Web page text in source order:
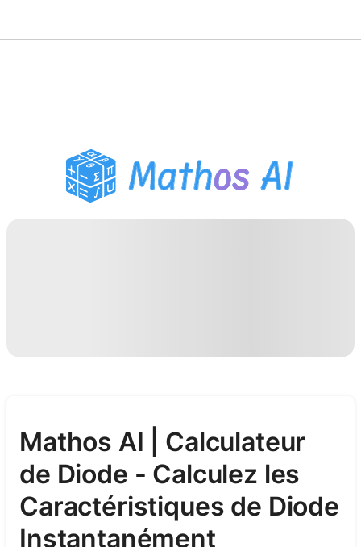
Assistant Devoirs PDF
Outils d'étude
Mathos AI | Calculateur
de Diode - Calculez les
Caractéristiques de Diode
Instantanément